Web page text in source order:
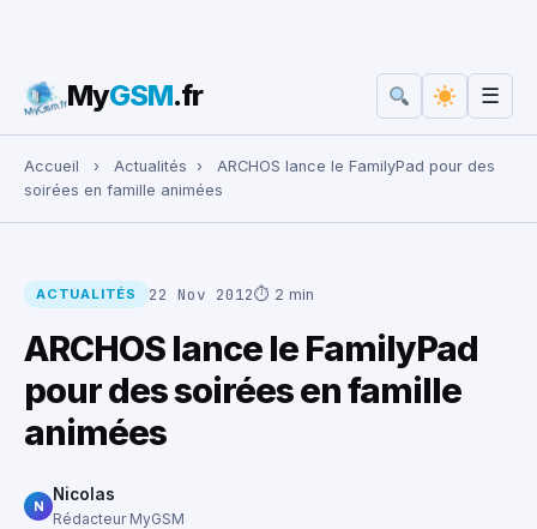
Rechercher :
MyGSM.fr ☰
Accueil › Actualités ›
ARCHOS lance le FamilyPad pour des
soirées en famille animées
ACTUALITÉS 22 Nov 2012⏱ 2 min
ARCHOS lance le FamilyPad
pour des soirées en famille
animées
N
Nicolas
Rédacteur MyGSM